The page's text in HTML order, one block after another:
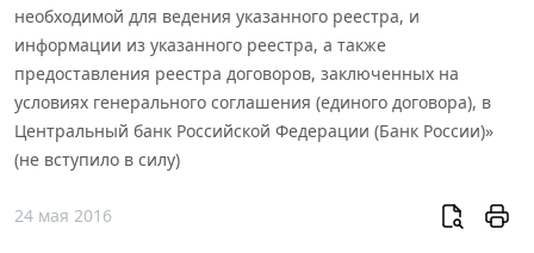
необходимой для ведения указанного реестра, и
информации из указанного реестра, а также
предоставления реестра договоров, заключенных на
условиях генерального соглашения (единого договора), в
Центральный банк Российской Федерации (Банк России)»
(не вступило в силу)
24 мая 2016